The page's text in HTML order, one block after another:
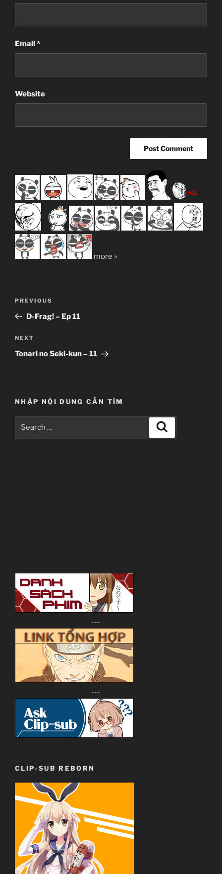
Email*
Website
more »
Previous
Post
PREVIOUS
D-Frag! – Ep 11
Next
Post
NEXT
Tonari no Seki-kun – 11
NHẬP NỘI DUNG CẦN TÌM
---
---
CLIP-SUB REBORN